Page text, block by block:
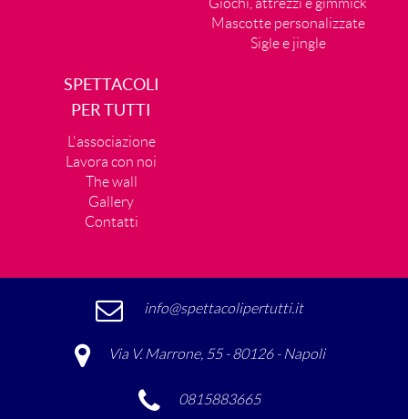
Giochi, attrezzi e gimmick
Mascotte personalizzate
Sigle e jingle
SPETTACOLI
PER TUTTI
L'associazione
Lavora con noi
The wall
Gallery
Contatti
info@spettacolipertutti.it
Via V. Marrone, 55 - 80126 - Napoli
0815883665